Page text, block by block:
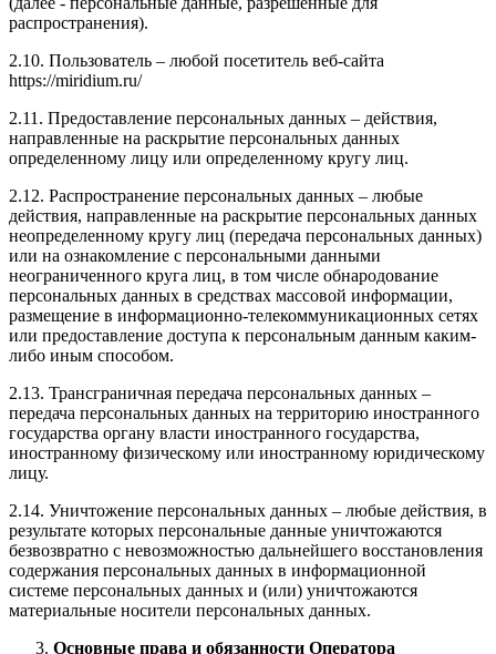
распространения).
2.10. Пользователь – любой посетитель веб-сайта
https://miridium.ru/
2.11. Предоставление персональных данных – действия,
направленные на раскрытие персональных данных
определенному лицу или определенному кругу лиц.
2.12. Распространение персональных данных – любые
действия, направленные на раскрытие персональных данных
неопределенному кругу лиц (передача персональных данных)
или на ознакомление с персональными данными
неограниченного круга лиц, в том числе обнародование
персональных данных в средствах массовой информации,
размещение в информационно-телекоммуникационных сетях
или предоставление доступа к персональным данным каким-
либо иным способом.
2.13. Трансграничная передача персональных данных –
передача персональных данных на территорию иностранного
государства органу власти иностранного государства,
иностранному физическому или иностранному юридическому
лицу.
2.14. Уничтожение персональных данных – любые действия, в
результате которых персональные данные уничтожаются
безвозвратно с невозможностью дальнейшего восстановления
содержания персональных данных в информационной
системе персональных данных и (или) уничтожаются
материальные носители персональных данных.
Основные права и обязанности Оператора